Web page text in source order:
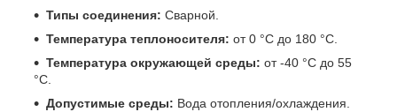
Типы соединения: Сварной.
Температура теплоносителя: от 0 °C до 180 °C.
Температура окружающей среды: от -40 °C до 55
°C.
Допустимые среды: Вода отопления/охлаждения.